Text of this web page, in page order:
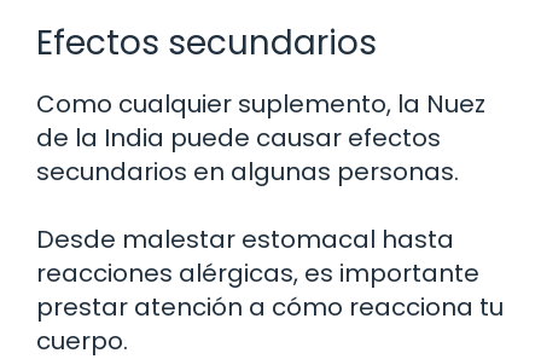
Efectos secundarios
Como cualquier suplemento, la Nuez
de la India puede causar efectos
secundarios en algunas personas.
Desde malestar estomacal hasta
reacciones alérgicas, es importante
prestar atención a cómo reacciona tu
cuerpo.